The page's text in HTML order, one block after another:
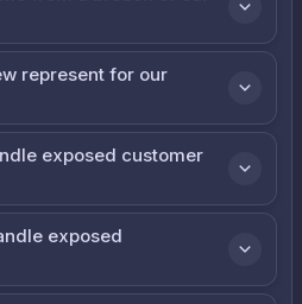
represent for our
exposed customer
exposed